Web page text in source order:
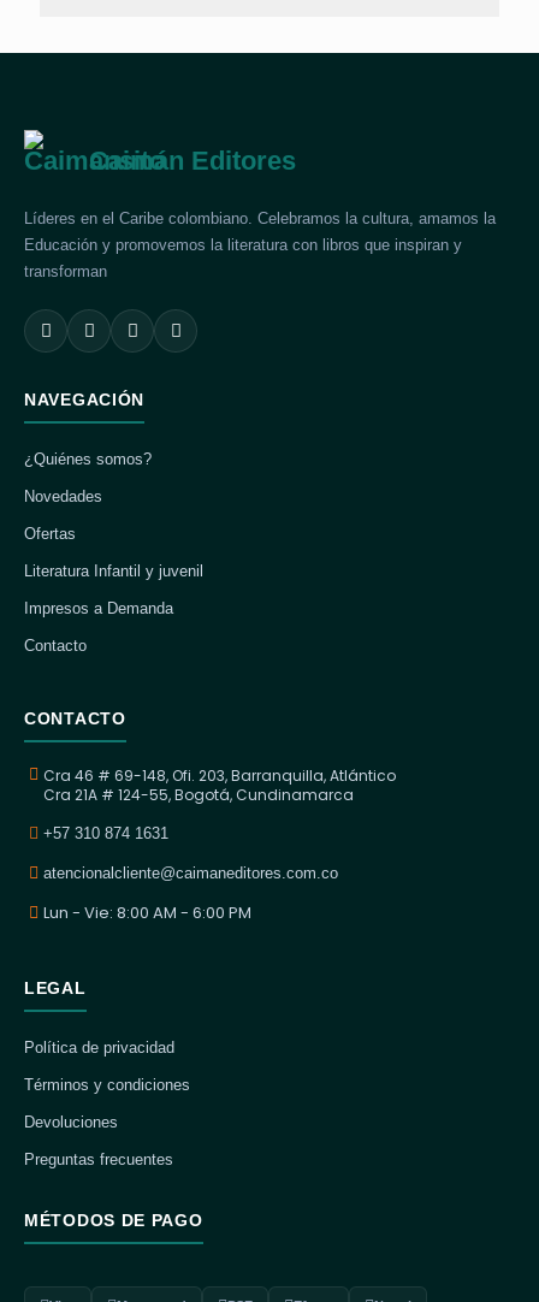
Caimán Editores
Líderes en el Caribe colombiano. Celebramos la cultura, amamos la
Educación y promovemos la literatura con libros que inspiran y
transforman
NAVEGACIÓN
¿Quiénes somos?
Novedades
Ofertas
Literatura Infantil y juvenil
Impresos a Demanda
Contacto
CONTACTO
Cra 46 # 69-148, Ofi. 203, Barranquilla, Atlántico
Cra 21A # 124-55, Bogotá, Cundinamarca
+57 310 874 1631
atencionalcliente@caimaneditores.com.co
Lun - Vie: 8:00 AM - 6:00 PM
LEGAL
Política de privacidad
Términos y condiciones
Devoluciones
Preguntas frecuentes
MÉTODOS DE PAGO